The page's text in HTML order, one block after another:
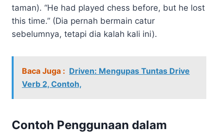
taman). “He had played chess before, but he lost
this time.” (Dia pernah bermain catur
sebelumnya, tetapi dia kalah kali ini).
Baca Juga : Driven: Mengupas Tuntas Drive
Verb 2, Contoh,
Contoh Penggunaan dalam